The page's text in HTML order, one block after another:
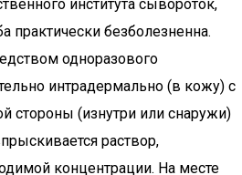
института сывороток,
практически безболезненна.
одноразового
интрадермально (в кожу) с
стороны (изнутри или снаружи)
раствор,
концентрации. На месте